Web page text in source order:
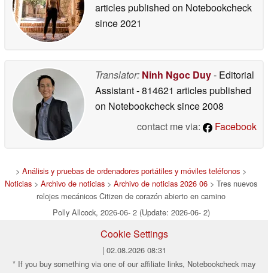
articles published on Notebookcheck
since 2021
Translator: Ninh Ngoc Duy- Editorial
Assistant- 814621 articles published
on Notebookchecksince 2008
contact me via:
Facebook
> Análisis y pruebas de ordenadores portátiles y móviles teléfonos >
Noticias > Archivo de noticias > Archivo de noticias 2026 06 > Tres nuevos
relojes mecánicos Citizen de corazón abierto en camino
Polly Allcock, 2026-06- 2 (Update: 2026-06- 2)
Cookie Settings
| 02.08.2026 08:31
* If you buy something via one of our affiliate links, Notebookcheck may